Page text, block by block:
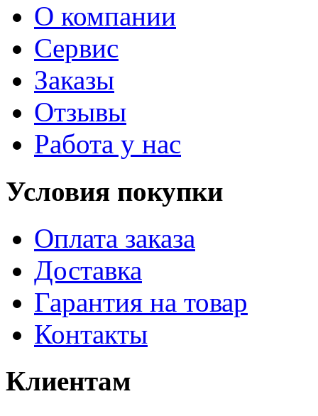
О компании
Сервис
Заказы
Отзывы
Работа у нас
Условия покупки
Оплата заказа
Доставка
Гарантия на товар
Контакты
Клиентам